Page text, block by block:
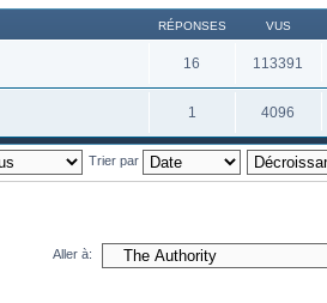
RÉPONSES VUS
16 113391
1 4096
Trier par
Aller à: